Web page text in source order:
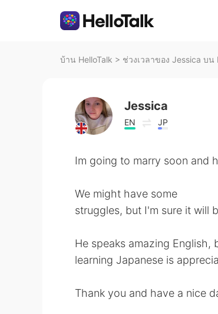
บ้าน HelloTalk > ช่วงเวลาของ Jessica บน
Jessica
EN JP
Im going to marry soon and
We might have some
struggles, but I'm sure it will
He speaks amazing
learning Japanese is
Thank you and have a nice